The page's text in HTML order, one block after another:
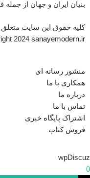
بنیان ایران و جهان از
کلیه حقوق این سایت متعلق
2024 sanayemodern.ir
منشور رسانه ای
همکاری با ما
درباره ما
تماس با ما
اشتراک پایگاه خبری
فروش کتاب
wpDiscuz
0